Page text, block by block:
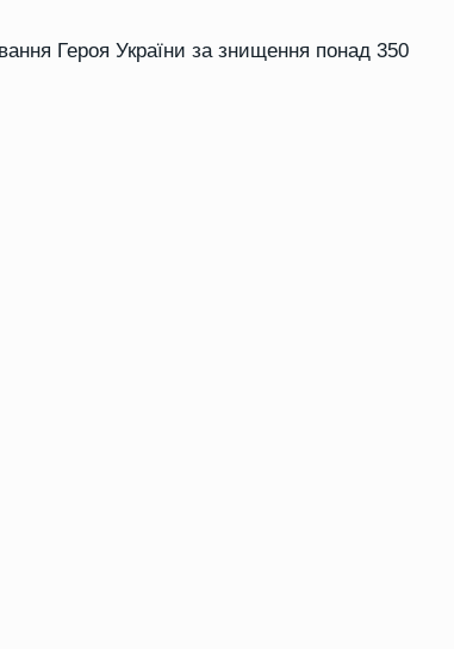
Героя України за знищення понад 350